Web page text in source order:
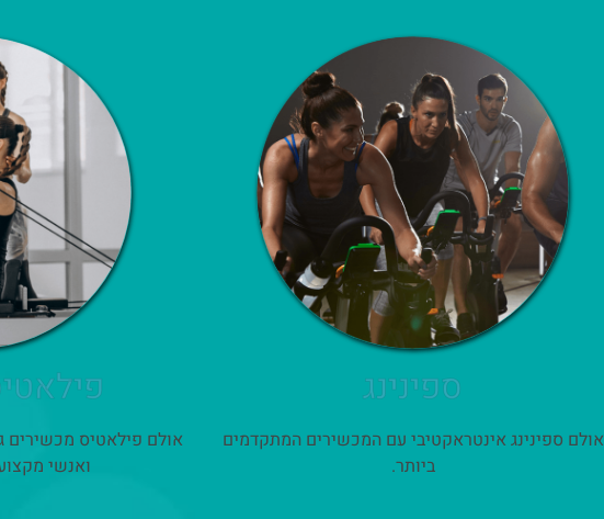
ספינינג
אולם ספינינג אינטראקטיבי עם המכשירים המתקדמים
ביותר.
אולם פילאטיס מכשירים
ואנשי